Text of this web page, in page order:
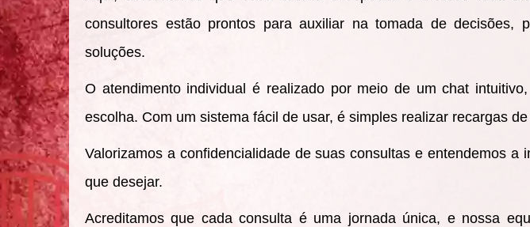
consultores estão prontos para auxiliar na tomada de decisões,
soluções.
O atendimento individual é realizado por meio de um chat
escolha. Com um sistema fácil de usar, é simples realizar recargas
Valorizamos a confidencialidade de suas consultas e entendemos
que desejar.
Acreditamos que cada consulta é uma jornada única, e nossa